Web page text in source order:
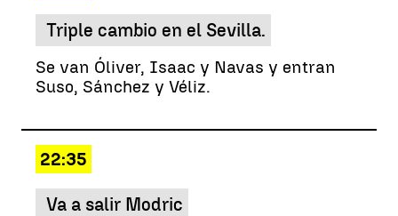
Triple cambio en el Sevilla.
Se van Óliver, Isaac y Navas y entran
Suso, Sánchez y Véliz.
22:35
Va a salir Modric